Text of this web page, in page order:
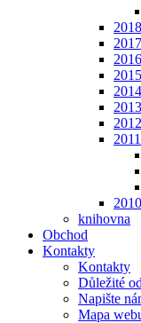
2018
2017
2016
2015
2014
2013
2012
2011
2010
knihovna
Obchod
Kontakty
Kontakty
Důležité
Napište
Mapa